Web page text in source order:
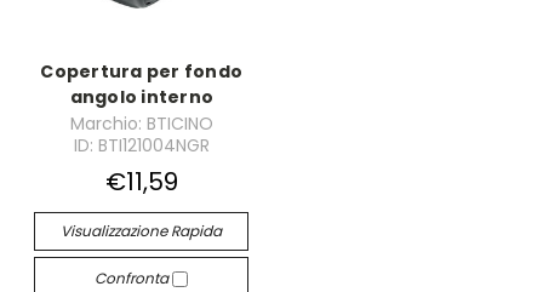
Copertura per fondo
angolo interno
Marchio: BTICINO
ID: BTI121004NGR
€11,59
Visualizzazione Rapida
Confronta